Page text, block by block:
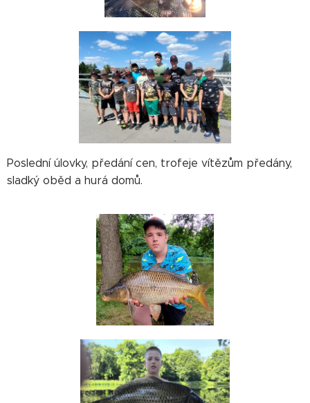
Poslední úlovky, předání cen, trofeje vítězům předány,
sladký oběd a hurá domů.